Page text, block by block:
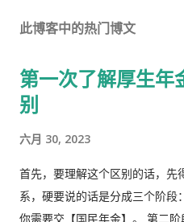
此博客中的热门博文
第一次了解厚生年
别
六月 30, 2023
首先，要理解这个区别的话，先
系，硬要说的话是分成三个阶段
你需要交【国民年金】。 第二